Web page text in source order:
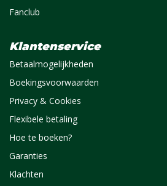
Fanclub
Klantenservice
Betaalmogelijkheden
Boekingsvoorwaarden
Privacy & Cookies
Flexibele betaling
Hoe te boeken?
Garanties
Klachten